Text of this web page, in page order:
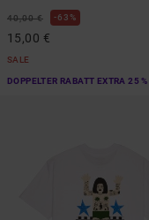
40,00 € 63%
15,00 €
SALE
DOPPELTER RABATT EXTRA 25 %